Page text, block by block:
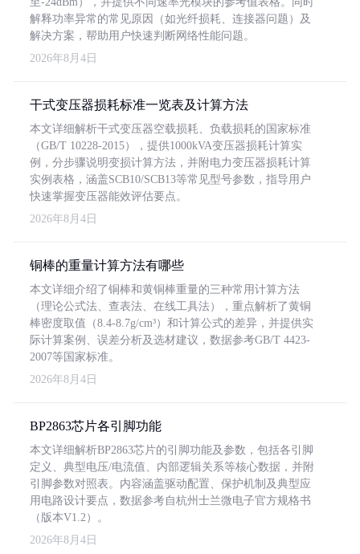
解释功率异常的常见原因（如光纤损耗、连接器问题）及
解决方案，帮助用户快速判断网络性能问题。
2026年8月4日
干式变压器损耗标准一览表及计算方法
本文详细解析干式变压器空载损耗、负载损耗的国家标准
（GB/T 10228-2015），提供1000kVA变压器损耗计算实
例，分步骤说明变损计算方法，并附电力变压器损耗计算
实例表格，涵盖SCB10/SCB13等常见型号参数，指导用户
快速掌握变压器能效评估要点。
2026年8月4日
铜棒的重量计算方法有哪些
本文详细介绍了铜棒和黄铜棒重量的三种常用计算方法
（理论公式法、查表法、在线工具法），重点解析了黄铜
棒密度取值（8.4-8.7g/cm³）和计算公式的差异，并提供实
际计算案例、误差分析及选材建议，数据参考GB/T 4423-
2007等国家标准。
2026年8月4日
BP2863芯片各引脚功能
本文详细解析BP2863芯片的引脚功能及参数，包括各引脚
定义、典型电压/电流值、内部逻辑关系等核心数据，并附
引脚参数对照表。内容涵盖驱动配置、保护机制及典型应
用电路设计要点，数据参考自杭州士兰微电子官方规格书
（版本V1.2）。
2026年8月4日